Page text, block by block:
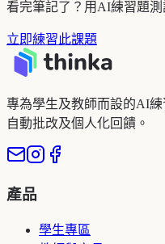
看完筆記了？用AI練習題
立即練習此課題
專為學生及教師而設的AI
自動批改及個人化回饋。
產品
學生專區